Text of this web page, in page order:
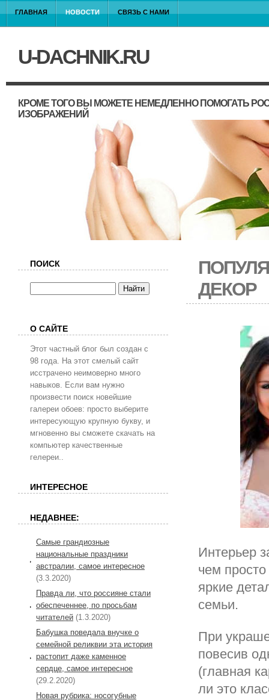
ГЛАВНАЯ НОВОСТИ СВЯЗЬ С НАМИ
U-DACHNIK.RU
КРОМЕ ТОГО ВЫ МОЖЕТЕ НЕМЕДЛЕННО ПОМОГАТЬ
ИЗОБРАЖЕНИЙ
ДЕКОР
Интерьер
чем
яркие
семьи.
При
повесив
(главная
ли это
ПОИСК
О САЙТЕ
Этот частный блог был создан с
98 года. На этот смелый сайт
исстрачено неимоверно много
навыков. Если вам нужно
произвести поиск новейшие
галереи обоев: просто выберите
интересующую крупную букву, и
мгновенно вы сможете скачать на
компьютер качественные
гелереи..
ИНТЕРЕСНОЕ
НЕДАВНЕЕ:
Самые грандиозные
национальные праздники
австралии, самое интересное
(3.3.2020)
Правда ли, что россияне стали
обеспеченнее, по просьбам
читателей (1.3.2020)
Бабушка поведала внучке о
семейной реликвии эта история
растопит даже каменное
сердце, самое интересное
(29.2.2020)
Новая рубрика: носогубные